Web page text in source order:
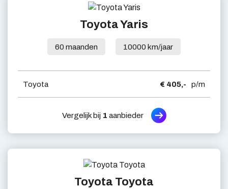
Toyota Yaris
60 maanden 10000 km/jaar
Toyota € 405,- p/m
Vergelijk bij 1 aanbieder
Toyota Toyota